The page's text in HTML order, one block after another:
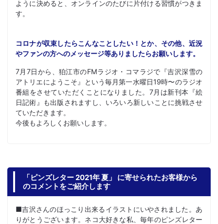
ように決めると、オンラインのたびに片付ける習慣がつきま
す。
コロナが収束したらこんなことしたい！とか、その他、近況
やファンの方へのメッセージ等ありましたらお願いします。
7月7日から、狛江市のFMラジオ・コマラジで『吉沢深雪の
アトリエにようこそ』という毎月第一水曜日19時〜のラジオ
番組をさせていただくことになりました。7月は新刊本『絵
日記術』も出版されますし、いろいろ新しいことに挑戦させ
ていただきます。
今後もよろしくお願いします。
「ピンズレター 2021年 夏」 に寄せられたお客様から
のコメントをご紹介します
■吉沢さんのほっこり出来るイラストにいやされました。あ
りがとうございます。ネコ大好きな私、毎年のピンズレター